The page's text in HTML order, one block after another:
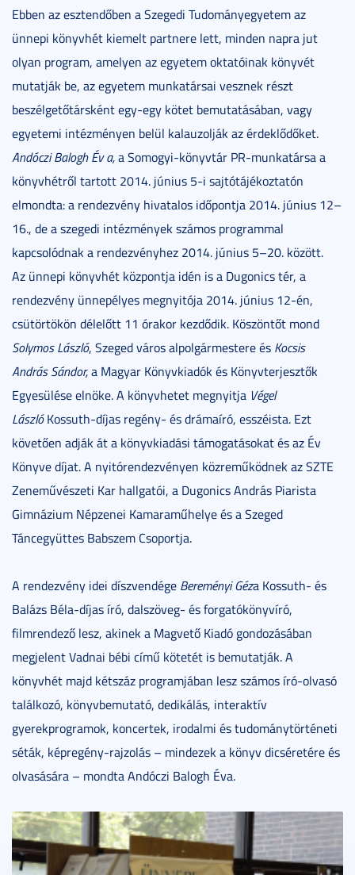
Ebben az esztendőben a Szegedi Tudományegyetem az
ünnepi könyvhét kiemelt partnere lett, minden napra jut
olyan program, amelyen az egyetem oktatóinak könyvét
mutatják be, az egyetem munkatársai vesznek részt
beszélgetőtársként egy-egy kötet bemutatásában, vagy
egyetemi intézményen belül kalauzolják az érdeklődőket.
Andóczi Balogh Év a,a Somogyi-könyvtár PR-munkatársa a
könyvhétről tartott 2014. június 5-i sajtótájékoztatón
elmondta: a rendezvény hivatalos időpontja 2014. június 12–
16., de a szegedi intézmények számos programmal
kapcsolódnak a rendezvényhez 2014. június 5–20. között.
Az ünnepi könyvhét központja idén is a Dugonics tér, a
rendezvény ünnepélyes megnyitója 2014. június 12-én,
csütörtökön délelőtt 11 órakor kezdődik. Köszöntőt mond
Solymos László, Szeged város alpolgármestere és Kocsis
András Sándor,a Magyar Könyvkiadók és Könyvterjesztők
Egyesülése elnöke. A könyvhetet megnyitja Végel
László Kossuth-díjas regény- és drámaíró, esszéista. Ezt
követően adják át a könyvkiadási támogatásokat és az Év
Könyve díjat. A nyitórendezvényen közreműködnek az SZTE
Zeneművészeti Kar hallgatói, a Dugonics András Piarista
Gimnázium Népzenei Kamaraműhelye és a Szeged
Táncegyüttes Babszem Csoportja.
A rendezvény idei díszvendége Bereményi Géza Kossuth- és
Balázs Béla-díjas író, dalszöveg- és forgatókönyvíró,
filmrendező lesz, akinek a Magvető Kiadó gondozásában
megjelent Vadnai bébi című kötetét is bemutatják. A
könyvhét majd kétszáz programjában lesz számos író-olvasó
találkozó, könyvbemutató, dedikálás, interaktív
gyerekprogramok, koncertek, irodalmi és tudománytörténeti
séták, képregény-rajzolás – mindezek a könyv dicséretére és
olvasására – mondta Andóczi Balogh Éva.